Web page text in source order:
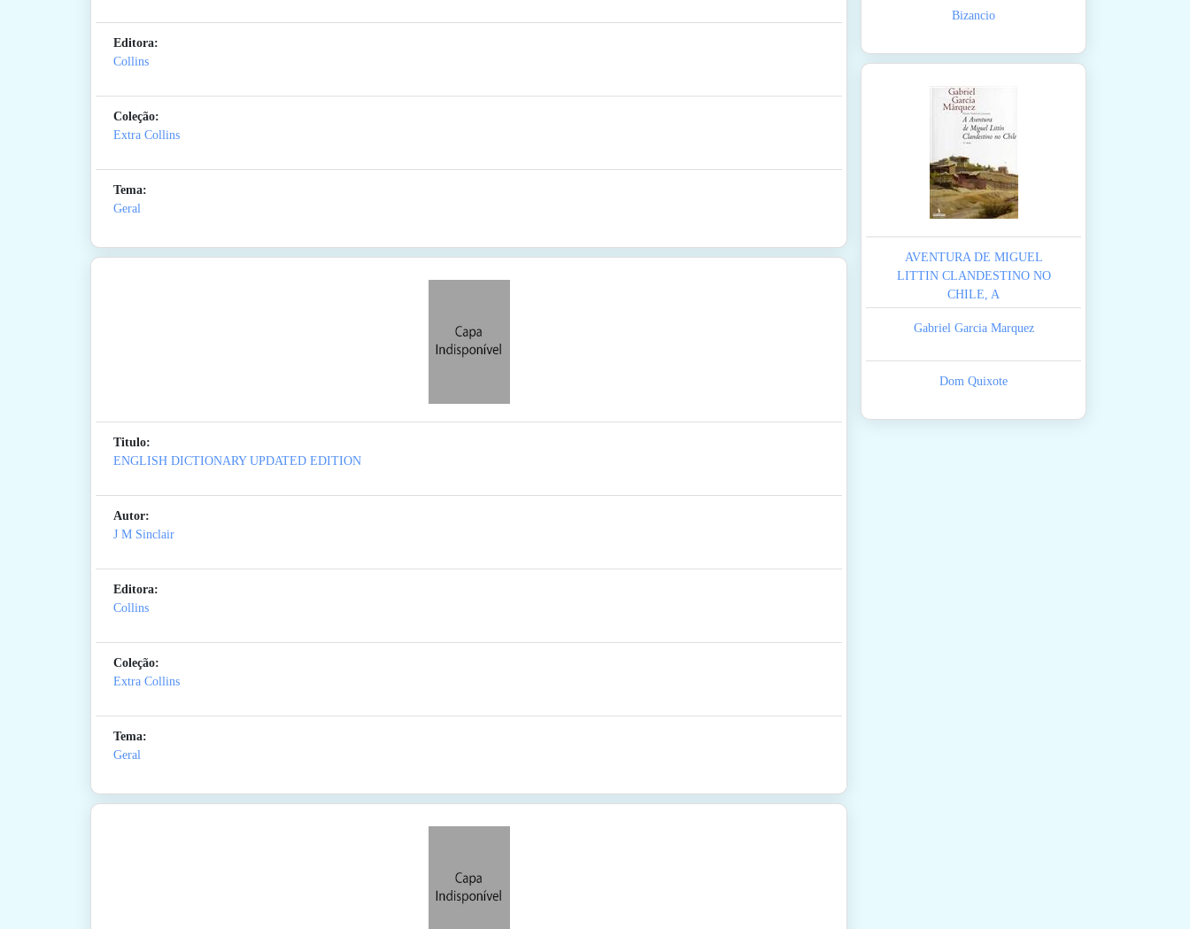
Editora:
Collins
Coleção:
Extra Collins
Tema:
Geral
Titulo:
ENGLISH DICTIONARY UPDATED EDITION
Autor:
J M Sinclair
Editora:
Collins
Coleção:
Extra Collins
Tema:
Geral
Bizancio
AVENTURA DE MIGUEL
LITTIN CLANDESTINO NO
CHILE, A
Gabriel Garcia Marquez
Dom Quixote